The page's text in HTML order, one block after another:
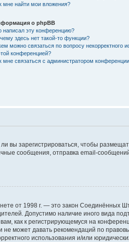
мне найти мои вложения?
о phpBB
написал эту конференцию?
здесь нет такой-то функции?
можно связаться по вопросу некорректного
конференцией?
мне связаться с администратором
вы зарегистрироваться, чтобы
сообщения, отправка email-сообщений,
от 1998 г. — это закон Соединённых
Допустимо наличие иного вида
как к регистрирующемуся на
может давать рекомендаций по
использования и/или